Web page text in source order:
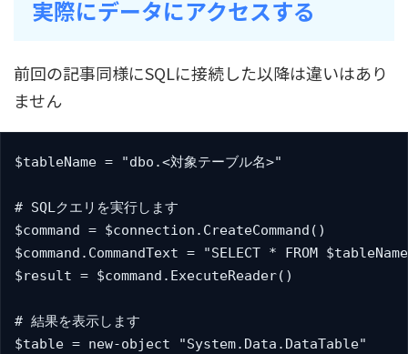
実際にデータにアクセスする
前回の記事同様にSQLに接続した以降は違いはあり
ません
$tableName = "dbo.<対象テーブル名>"
# SQLクエリを実行します
$command = $connection.CreateCommand()
$command.CommandText = "SELECT * FROM
$result = $command.ExecuteReader()
# 結果を表示します
$table = new-object "System.Data.DataTable"